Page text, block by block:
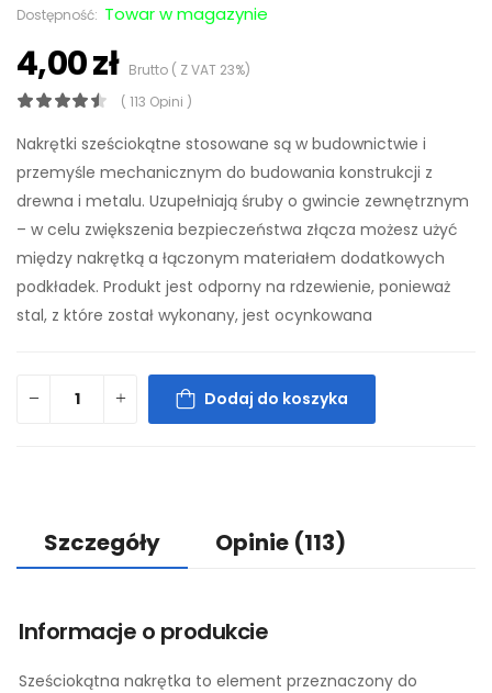
Dostępność: Towar w magazynie
4,00 złBrutto ( Z VAT 23%)
( 113 Opini )
Nakrętki sześciokątne stosowane są w budownictwie i
przemyśle mechanicznym do budowania konstrukcji z
drewna i metalu. Uzupełniają śruby o gwincie zewnętrznym
– w celu zwiększenia bezpieczeństwa złącza możesz użyć
między nakrętką a łączonym materiałem dodatkowych
podkładek. Produkt jest odporny na rdzewienie, ponieważ
stal, z które został wykonany, jest ocynkowana
Dodaj do koszyka
Szczegóły Opinie (113)
Informacje o produkcie
Sześciokątna nakrętka to element przeznaczony do